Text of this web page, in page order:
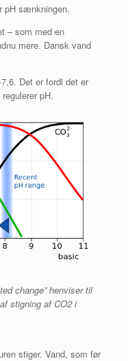
pH sænkningen.
– som med en
mere. Dansk vand
Det er fordi det er
pH.
change” henviser til
stigning af CO2 i
stiger. Vand, som før